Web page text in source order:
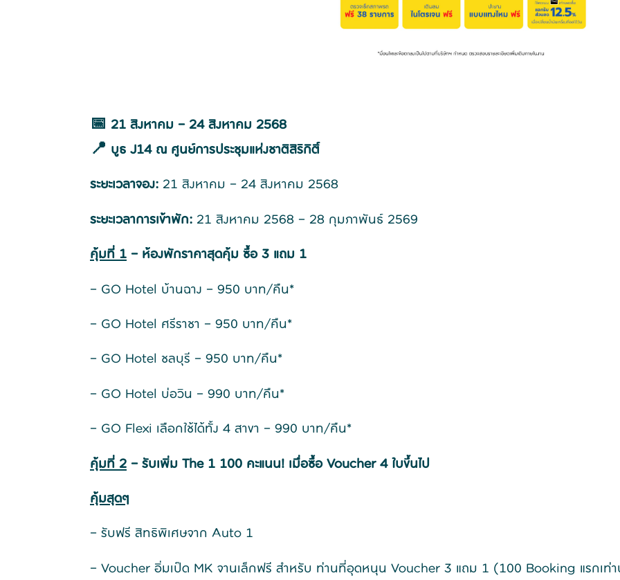
📅 21 สิงหาคม – 24 สิงหาคม 2568
📍 บูธ J14 ณ ศูนย์การประชุมแห่งชาติสิริกิติ์
ระยะเวลาจอง: 21 สิงหาคม – 24 สิงหาคม 2568
ระยะเวลาการเข้าพัก: 21 สิงหาคม 2568 – 28 กุมภาพันธ์ 2569
คุ้มที่ 1– ห้องพักราคาสุดคุ้ม ซื้อ 3 แถม 1
– GO Hotel บ้านฉาง – 950 บาท/คืน*
– GO Hotel ศรีราชา – 950 บาท/คืน*
– GO Hotel ชลบุรี – 950 บาท/คืน*
– GO Hotel บ่อวิน – 990 บาท/คืน*
– GO Flexi เลือกใช้ได้ทั้ง 4 สาขา – 990 บาท/คืน*
คุ้มที่ 2– รับเพิ่ม The 1 100 คะแนน! เมื่อซื้อ Voucher 4 ใบขึ้นไป
คุ้มสุดๆ
– รับฟรี สิทธิพิเศษจาก Auto 1
– Voucher อิ่มเป็ด MK จานเล็กฟรี สำหรับ ท่านที่อุดหนุน Voucher 3 แถม 1 (100 Booking แรกเท่